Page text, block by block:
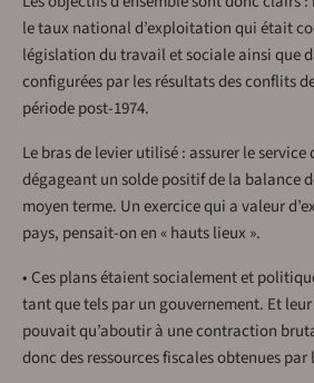
le taux national d’exploitation qui était
législation du travail et sociale ainsi que
configurées par les résultats des conflits
période post-1974.
Le bras de levier utilisé : assurer le service
dégageant un solde positif de la balance
moyen terme. Un exercice qui a valeur
pays, pensait-on en « hauts lieux ».
• Ces plans étaient socialement et
tant que tels par un gouvernement. Et
pouvait qu’aboutir à une contraction
donc des ressources fiscales obtenues par